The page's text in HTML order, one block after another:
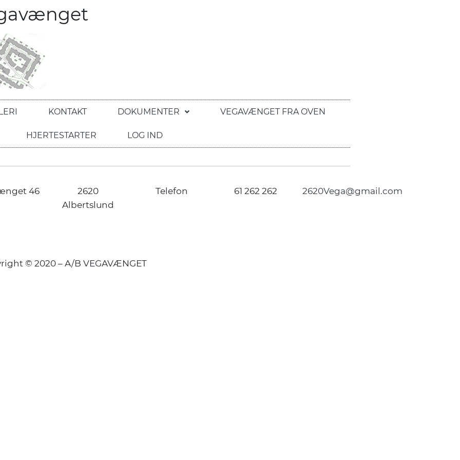
KONTAKT DOKUMENTER VEGAVÆNGET FRA OVEN
HJERTESTARTER LOG IND
46
2620
Albertslund
Telefon 61 262 262 2620Vega@gmail.com
© 2020 – A/B VEGAVÆNGET